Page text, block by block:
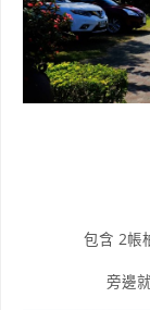
包含 2帳
旁邊